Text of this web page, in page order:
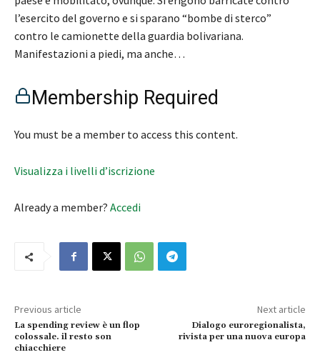
l’esercito del governo e si sparano “bombe di sterco”
contro le camionette della guardia bolivariana.
Manifestazioni a piedi, ma anche…
Membership Required
You must be a member to access this content.
Visualizza i livelli d’iscrizione
Already a member? Accedi
Previous article
La spending review è un flop
colossale. il resto son
chiacchiere
Next article
Dialogo euroregionalista,
rivista per una nuova europa